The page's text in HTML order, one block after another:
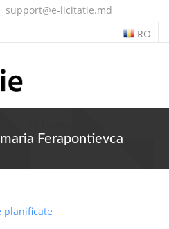
support@e-licitatie.md
RO
Ferapontievca
planificate